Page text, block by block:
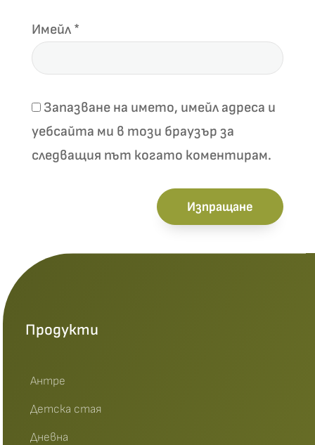
Имейл *
Запазване на името, имейл адреса и
уебсайта ми в този браузър за
следващия път когато коментирам.
Изпращане
Продукти
Антре
Детска стая
Дневна